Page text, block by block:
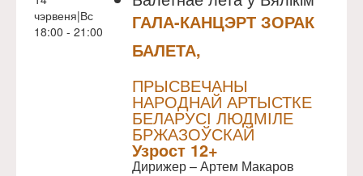
чэрвеня|Вс
18:00 - 21:00
ГАЛА-КАНЦЭРТ ЗОРАК
БАЛЕТА,
ПРЫСВЕЧАНЫ
НАРОДНАЙ АРТЫСТКЕ
БЕЛАРУСІ ЛЮДМІЛЕ
БРЖАЗОЎСКАЙ
Узрoст 12+
Дирижер – Артем Макаров